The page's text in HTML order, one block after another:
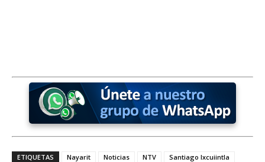
ETIQUETAS Nayarit Noticias NTV Santiago Ixcuiintla